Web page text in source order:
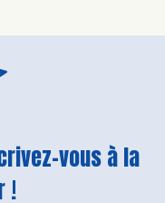
vous à la
!